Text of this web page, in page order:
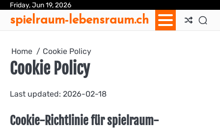
Skip
content
Friday, Jun 19, 2026
spielraum-lebensraum.ch
Home Cookie Policy
Cookie Policy
Last updated: 2026-02-18
Cookie-Richtlinie für spielraum-